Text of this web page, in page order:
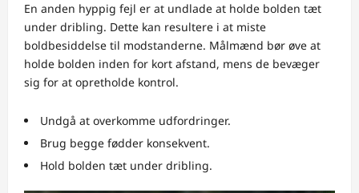
En anden hyppig fejl er at undlade at holde bolden tæt
under dribling. Dette kan resultere i at miste
boldbesiddelse til modstanderne. Målmænd bør øve at
holde bolden inden for kort afstand, mens de bevæger
sig for at opretholde kontrol.
Undgå at overkomme udfordringer.
Brug begge fødder konsekvent.
Hold bolden tæt under dribling.